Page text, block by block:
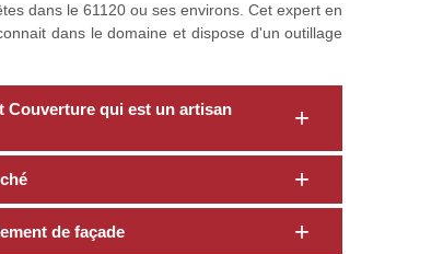
dans le 61120 ou ses environs. Cet expert en
dans le domaine et dispose d'un outillage
Couverture qui est un artisan
de façade